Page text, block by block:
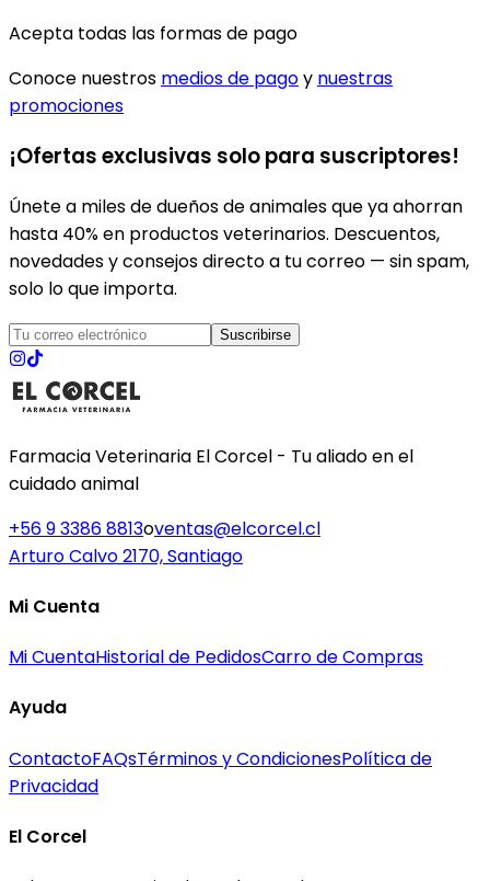
Acepta todas las formas de pago
Conoce nuestros medios de pagoy nuestras
promociones
¡Ofertas exclusivas solo para suscriptores!
Únete a miles de dueños de animales que ya ahorran
hasta 40% en productos veterinarios. Descuentos,
novedades y consejos directo a tu correo — sin spam,
solo lo que importa.
Suscribirse
Farmacia Veterinaria El Corcel - Tu aliado en el
cuidado animal
+56 9 3386 8813oventas@elcorcel.cl
Arturo Calvo 2170, Santiago
Mi Cuenta
Mi CuentaHistorial de PedidosCarro de Compras
Ayuda
ContactoFAQsTérminos y CondicionesPolítica de
Privacidad
El Corcel